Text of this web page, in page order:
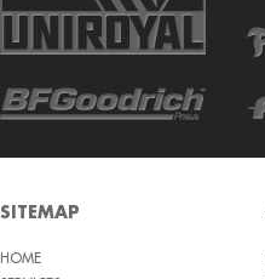
BCT
BF GOODRICH
BOTO
BRIDGESTON
SITEMAP
HOME